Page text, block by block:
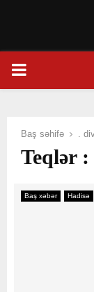
PRIMARY
Baş səhifə .
Teqlər
Baş xəbər Hadisə